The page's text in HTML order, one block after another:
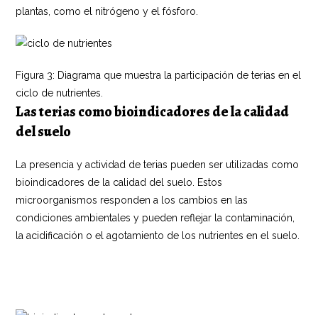
plantas, como el nitrógeno y el fósforo.
Figura 3: Diagrama que muestra la participación de terias en el
ciclo de nutrientes.
Las terias como bioindicadores de la calidad
del suelo
La presencia y actividad de terias pueden ser utilizadas como
bioindicadores de la calidad del suelo. Estos
microorganismos responden a los cambios en las
condiciones ambientales y pueden reflejar la contaminación,
la acidificación o el agotamiento de los nutrientes en el suelo.